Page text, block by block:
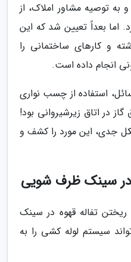
توصیه مشاور املاک، از
اما بعداً تعیین شد که این
و کارهای ساختمانی را
انجام داده است.
استفاده از چسب نواری
در اتاق زیرشیروانی بود!
جدی، این مورد را کشف و
ریختن تفاله قهوه در سینک
سیستم لوله کشی را به